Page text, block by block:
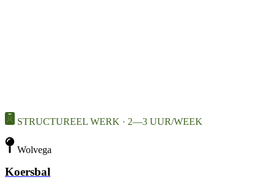
STRUCTUREEL WERK · 2—3 UUR/WEEK
Wolvega
Koersbal